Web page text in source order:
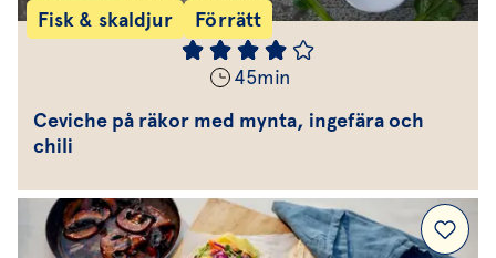
Fisk & skaldjur Förrätt
45min
Ceviche på räkor med mynta, ingefära och
chili